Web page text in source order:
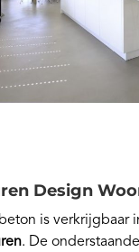
Design
is verkrijgbaar
. De